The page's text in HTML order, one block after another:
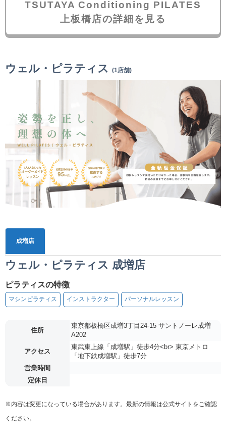
TSUTAYA Conditioning PILATES
上板橋店の詳細を見る
ウェル・ピラティス (1店舗)
成増店
ウェル・ピラティス 成増店
ピラティスの特徴
マシンピラティス インストラクター パーソナルレッスン
住所
東京都板橋区成増3丁目24-15 サントノーレ成増
A202
アクセス
東武東上線「成増駅」徒歩4分<br> 東京メトロ
「地下鉄成増駅」徒歩7分
営業時間
定休日
※内容は変更になっている場合があります。最新の情報は公式サイトをご確認
ください。